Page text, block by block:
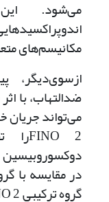
می‌شود.
مکانیسم‌های
ازسوی‌دیگر،
ضدالتهاب، با
می‌تواند
2 ‌FINOرا تقویت کند (
در مقایسه با